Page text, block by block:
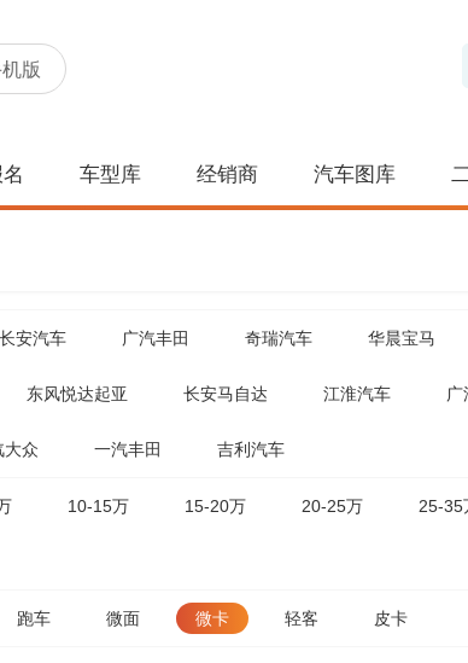
版
车型库 经销商 汽车图库
长安汽车 广汽丰田 奇瑞汽车 华晨宝马
东风悦达起亚 长安马自达 江淮汽车 广
大众 一汽丰田 吉利汽车
10-15万 15-20万 20-25万 25-35
跑车 微面 微卡 轻客 皮卡